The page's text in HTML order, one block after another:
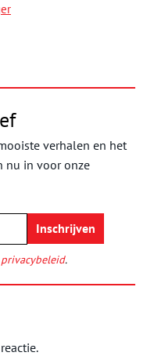
verhalen en het
nu in voor onze
privacybeleid.